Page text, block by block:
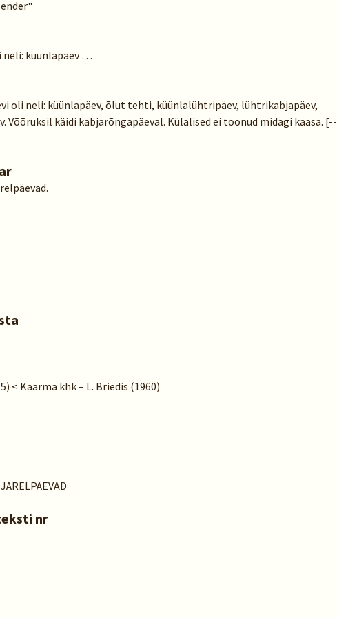
neli: küünlapäev …
oli neli: küünlapäev, õlut tehti, küünlalühtripäev, lühtrikabjapäev,
Võõruksil käidi kabjarõngapäeval. Külalised ei toonud midagi kaasa. [--
< Kaarma khk – L. Briedis (1960)
nr